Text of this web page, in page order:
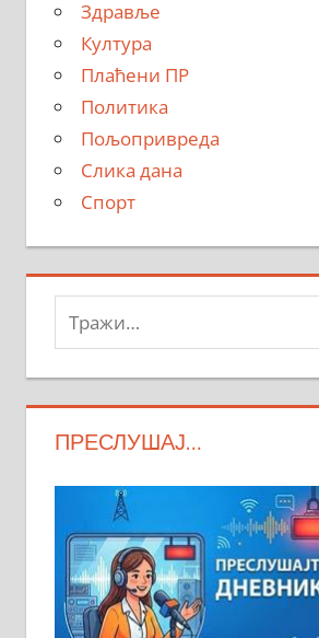
Здравље
Култура
Плаћени ПР
Политика
Пољопривреда
Слика дана
Спорт
Тражи:
ПРЕСЛУШАЈ…